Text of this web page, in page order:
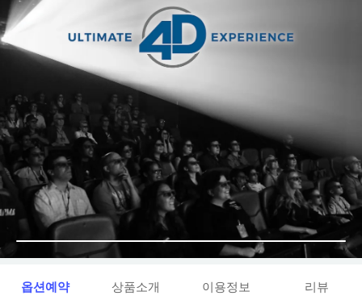
옵션예약 상품소개 이용정보 리뷰